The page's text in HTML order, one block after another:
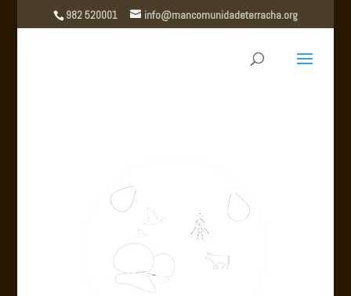
982 520001 info@mancomunidadeterracha.org